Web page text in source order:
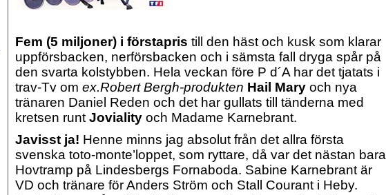
Fem (5 miljoner) i förstapris till den häst och kusk som klarar
uppförsbacken, nerförsbacken och i sämsta fall dryga spår på
den svarta kolstybben. Hela veckan före P d´A har det tjatats i
trav-Tv om ex.Robert Bergh-produkten Hail Mary och nya
tränaren Daniel Reden och det har gullats till tänderna med
kretsen runt Joviality och Madame Karnebrant.
Javisst ja! Henne minns jag absolut från det allra första
svenska toto-monte’loppet, som ryttare, då var det nästan bara
Hovtramp på Lindesbergs Fornaboda. Sabine Karnebrant är
VD och tränare för Anders Ström och Stall Courant i Heby.